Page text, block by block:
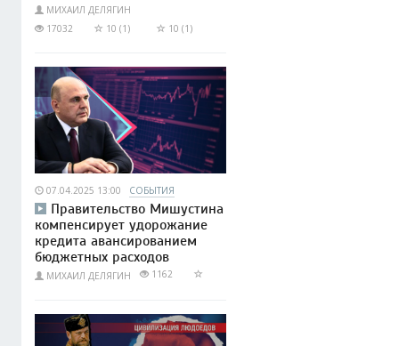
МИХАИЛ ДЕЛЯГИН
17032
10 (1) 10 (1)
07.04.2025 13:00 СОБЫТИЯ
Правительство Мишустина
компенсирует удорожание
кредита авансированием
бюджетных расходов
МИХАИЛ ДЕЛЯГИН 1162